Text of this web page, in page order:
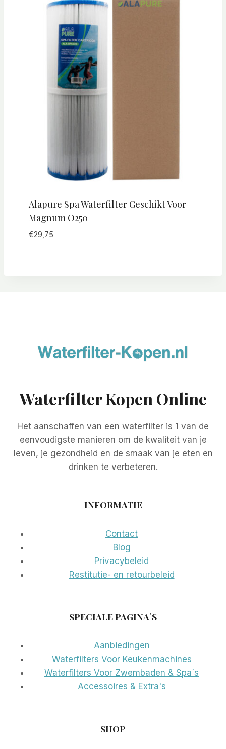
Alapure Spa Waterfilter Geschikt Voor
Magnum O250
€29,75
Waterfilter Kopen Online
Het aanschaffen van een waterfilter is 1 van de
eenvoudigste manieren om de kwaliteit van je
leven, je gezondheid en de smaak van je eten en
drinken te verbeteren.
INFORMATIE
Contact
Blog
Privacybeleid
Restitutie- en retourbeleid
SPECIALE PAGINA´S
Aanbiedingen
Waterfilters Voor Keukenmachines
Waterfilters Voor Zwembaden & Spa´s
Accessoires & Extra's
SHOP